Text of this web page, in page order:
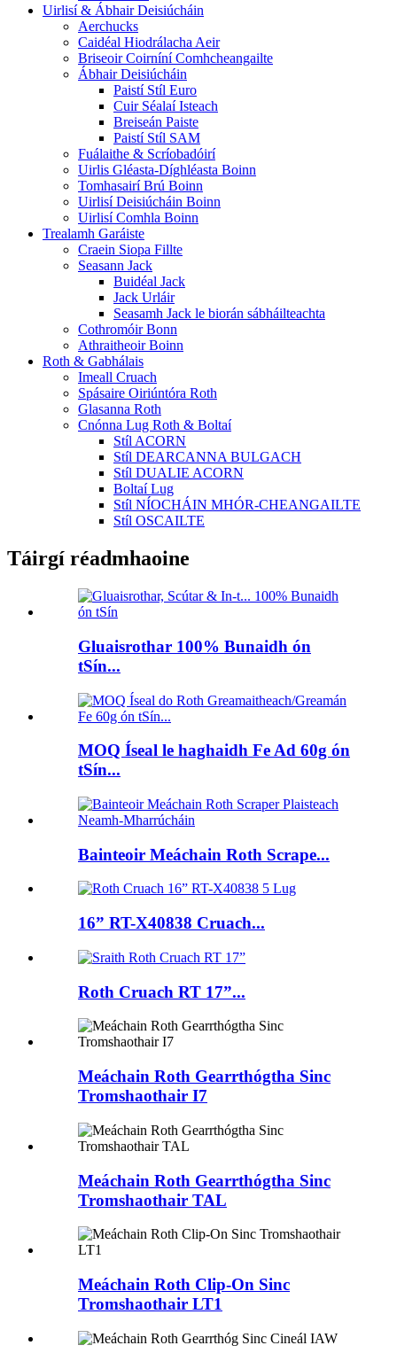
Uirlisí & Ábhair Deisiúcháin
Aerchucks
Caidéal Hiodrálacha Aeir
Briseoir Coirníní Comhcheangailte
Ábhair Deisiúcháin
Paistí Stíl Euro
Cuir Séalaí Isteach
Breiseán Paiste
Paistí Stíl SAM
Fuálaithe & Scríobadóirí
Uirlis Gléasta-Díghléasta Boinn
Tomhasairí Brú Boinn
Uirlisí Deisiúcháin Boinn
Uirlisí Comhla Boinn
Trealamh Garáiste
Craein Siopa Fillte
Seasann Jack
Buidéal Jack
Jack Urláir
Seasamh Jack le biorán sábháilteachta
Cothromóir Bonn
Athraitheoir Boinn
Roth & Gabhálais
Imeall Cruach
Spásaire Oiriúntóra Roth
Glasanna Roth
Cnónna Lug Roth & Boltaí
Stíl ACORN
Stíl DEARCANNA BULGACH
Stíl DUALIE ACORN
Boltaí Lug
Stíl NÍOCHÁIN MHÓR-CHEANGAILTE
Stíl OSCAILTE
Táirgí réadmhaoine
Gluaisrothar 100% Bunaidh ón
tSín...
MOQ Íseal le haghaidh Fe Ad 60g ón
tSín...
Bainteoir Meáchain Roth Scrape...
16” RT-X40838 Cruach...
Roth Cruach RT 17”...
Meáchain Roth Gearrthógtha Sinc
Tromshaothair I7
Meáchain Roth Gearrthógtha Sinc
Tromshaothair TAL
Meáchain Roth Clip-On Sinc
Tromshaothair LT1